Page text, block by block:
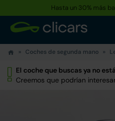
Hasta un 30% más
Coches de segunda mano
El coche que buscas ya no
Creemos que podrían